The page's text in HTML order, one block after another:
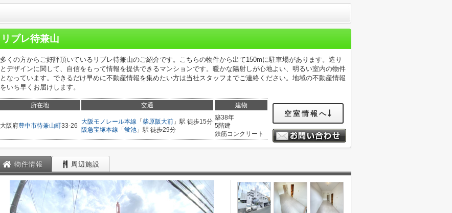
リブレ待兼山
多くの方からご好評頂いているリブレ待兼山のご紹介です。こちらの物件から出て150mに駐車場があります。造り
とデザインに関して、自信をもって情報を提供できるマンションです。暖かな陽射しが心地よい、明るい室内の物件
となっています。できるだけ早めに不動産情報を集めたい方は当社スタッフまでご連絡ください。地域の不動産情報
をいち早くお届けします。
所在地 交通 建物
大阪府豊中市待兼山町33-26
大阪モノレール本線 「 柴原阪大前 」駅 徒歩15分
阪急宝塚本線 「 蛍池 」駅 徒歩29分
築38年
5階建
鉄筋コンクリート
空室情報へ
物件情報 周辺施設